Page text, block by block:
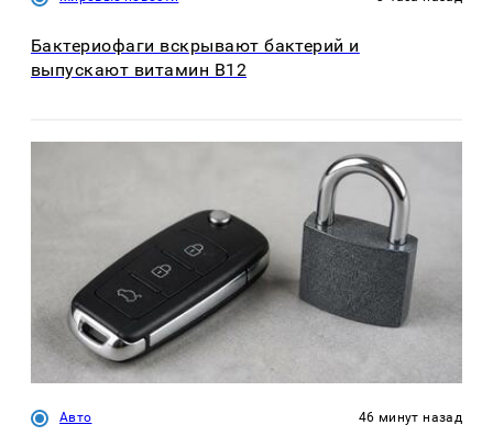
Бактериофаги вскрывают бактерий и
выпускают витамин B12
Авто 46 минут назад